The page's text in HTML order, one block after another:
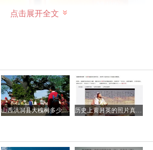
柜》讲述寻找传说中约柜的过程，及其
柜这样东西为更多的人知道和好奇，很
约柜是否存在，如果存在它在哪里？
天任然没有被找到，真实的约柜在今天
知的神秘的地方，但是在1992年的《金
点击展开全文
山西洪洞县大槐树多少岁了？到大槐树后怎么查找家谱 历史上黄月英的照片真的很丑吗，黄月英那年出生的？